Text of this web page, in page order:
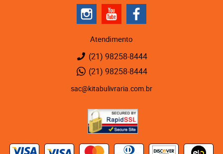
Atendimento
(21) 98258-8444
(21) 98258-8444
sac@kitabulivraria.com.br